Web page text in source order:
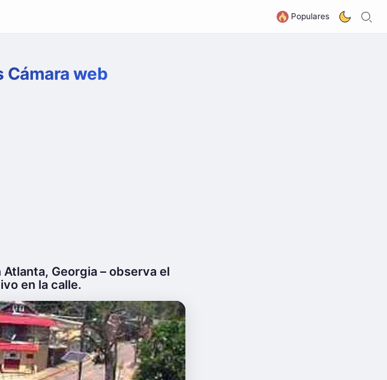
Populares
Cámara web
Georgia – observa el
en la calle.